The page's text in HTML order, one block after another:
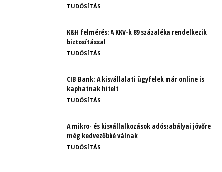
TUDÓSÍTÁS
K&H felmérés: A KKV-k 89 százaléka rendelkezik
biztosítással
TUDÓSÍTÁS
CIB Bank: A kisvállalati ügyfelek már online is
kaphatnak hitelt
TUDÓSÍTÁS
A mikro- és kisvállalkozások adószabályai jövőre
még kedvezőbbé válnak
TUDÓSÍTÁS